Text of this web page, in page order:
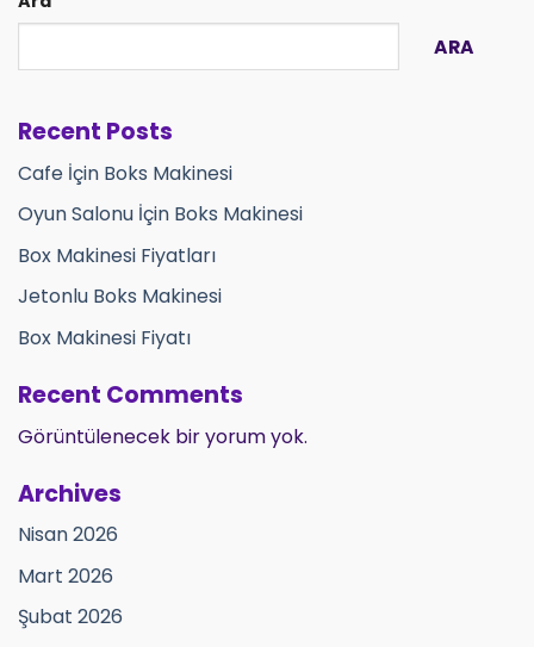
ARA
Recent Posts
Cafe İçin Boks Makinesi
Oyun Salonu İçin Boks Makinesi
Box Makinesi Fiyatları
Jetonlu Boks Makinesi
Box Makinesi Fiyatı
Recent Comments
Görüntülenecek bir yorum yok.
Archives
Nisan 2026
Mart 2026
Şubat 2026